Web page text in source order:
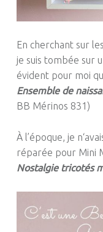
En cherchant sur
je suis tombée sur
évident pour moi
Ensemble de
BB Mérinos 831)
À l’époque, je n‘
réparée pour Mini
Nostalgie tricotés